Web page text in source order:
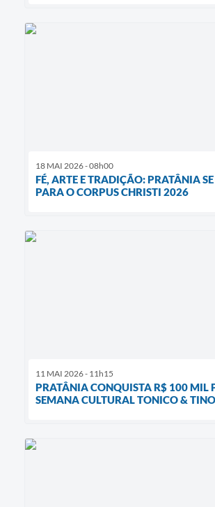
18 MAI 2026 - 08h00
FÉ, ARTE E TRADIÇÃO: PRATÂNIA
PARA O CORPUS CHRISTI 2026
11 MAI 2026 - 11h15
PRATÂNIA CONQUISTA R$ 100 MIL
SEMANA CULTURAL TONICO &